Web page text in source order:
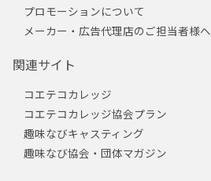
プロモーションについて
メーカー・広告代理店のご担当者様へ
関連サイト
コエテコカレッジ
コエテコカレッジ協会プラン
趣味なびキャスティング
趣味なび協会・団体マガジン